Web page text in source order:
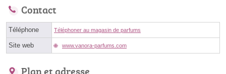
Contact
Téléphone Téléphoner au magasin de parfums
Site web www.vanora-parfums.com
Plan et adresse